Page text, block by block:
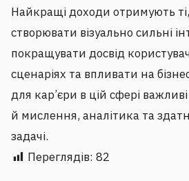
Найкращі доходи отримують
створювати візуально сильні
покращувати досвід
сценаріях та впливати на
для кар’єри в цій сфері
й мислення, аналітика та
задачі.
Переглядів: 82